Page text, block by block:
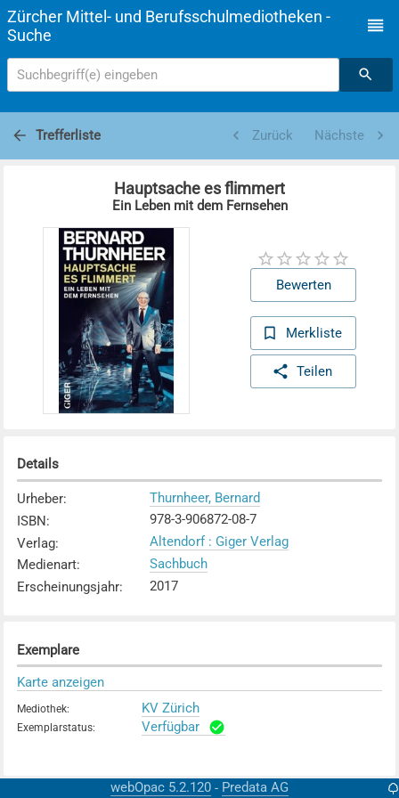
Zürcher Mittel- und Berufsschulmediotheken -
Suche
Suchbegriff(e) eingeben
Trefferliste Zurück Nächste
Hauptsache es flimmert
Ein Leben mit dem Fernsehen
Bewerten
Merkliste
Teilen
Details
Urheber:
Thurnheer, Bernard
ISBN:
978-3-906872-08-7
Verlag:
Altendorf : Giger Verlag
Medienart:
Sachbuch
Erscheinungsjahr: 2017
Exemplare
Karte anzeigen
Mediothek: KV Zürich
Exemplarstatus: Verfügbar
webOpac 5.2.120 - Predata AG